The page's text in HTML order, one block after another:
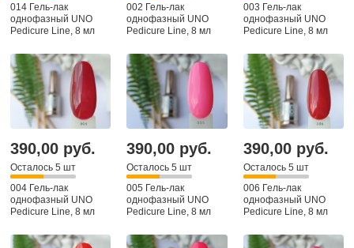
014 Гель-лак
однофазный UNO
Pedicure Line, 8 мл
002 Гель-лак
однофазный UNO
Pedicure Line, 8 мл
003 Гель-лак
однофазный UNO
Pedicure Line, 8 мл
390,00 руб.
Осталось 5 шт
004 Гель-лак
однофазный UNO
Pedicure Line, 8 мл
390,00 руб.
Осталось 5 шт
005 Гель-лак
однофазный UNO
Pedicure Line, 8 мл
390,00 руб.
Осталось 5 шт
006 Гель-лак
однофазный UNO
Pedicure Line, 8 мл